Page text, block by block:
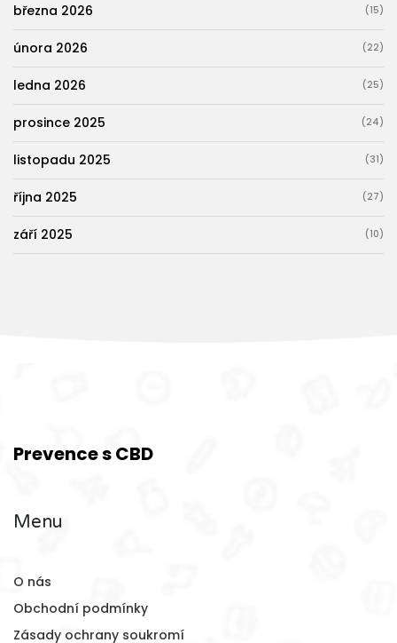
března 2026 (15)
února 2026 (22)
ledna 2026 (25)
prosince 2025 (24)
listopadu 2025 (31)
října 2025 (27)
září 2025 (10)
Prevence s CBD
Menu
O nás
Obchodní podmínky
Zásady ochrany soukromí